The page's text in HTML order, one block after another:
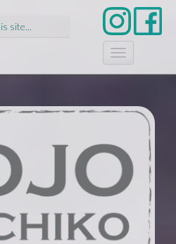
T
o
l
a
v
i
g
t
i